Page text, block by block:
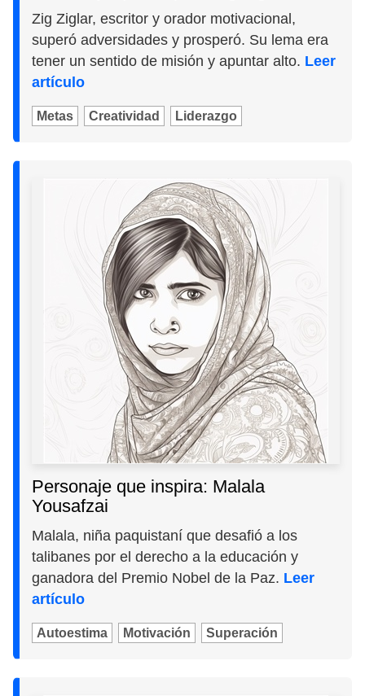
Zig Ziglar, escritor y orador motivacional,
superó adversidades y prosperó. Su lema era
tener un sentido de misión y apuntar alto. Leer
artículo
Metas Creatividad Liderazgo
Personaje que inspira: Malala
Yousafzai
Malala, niña paquistaní que desafió a los
talibanes por el derecho a la educación y
ganadora del Premio Nobel de la Paz. Leer
artículo
Autoestima Motivación Superación